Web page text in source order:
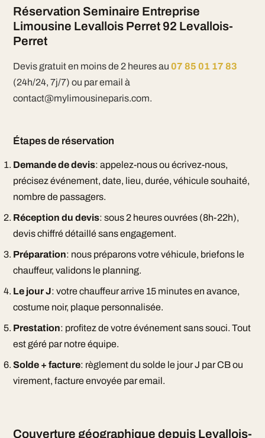
Réservation Seminaire Entreprise
Limousine Levallois Perret 92 Levallois-
Perret
Devis gratuit en moins de 2 heures au 07 85 01 17 83
(24h/24, 7j/7) ou par email à
contact@mylimousineparis.com.
Étapes de réservation
Demande de devis: appelez-nous ou écrivez-nous,
précisez événement, date, lieu, durée, véhicule souhaité,
nombre de passagers.
Réception du devis: sous 2 heures ouvrées (8h-22h),
devis chiffré détaillé sans engagement.
Préparation: nous préparons votre véhicule, briefons le
chauffeur, validons le planning.
Le jour J: votre chauffeur arrive 15 minutes en avance,
costume noir, plaque personnalisée.
Prestation: profitez de votre événement sans souci. Tout
est géré par notre équipe.
Solde + facture: règlement du solde le jour J par CB ou
virement, facture envoyée par email.
Couverture géographique depuis Levallois-